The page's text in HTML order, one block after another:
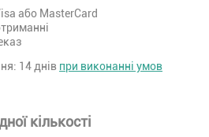
або MasterCard
14 днів при виконанні умов
кількості